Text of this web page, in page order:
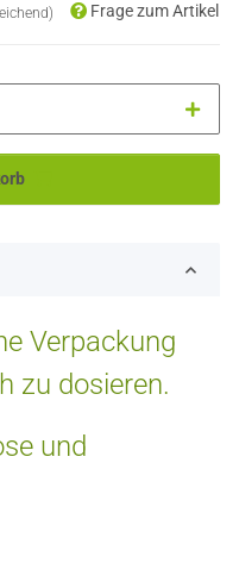
Frage zum Artikel
Verpackung
zu dosieren.
und